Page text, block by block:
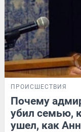
ПРОИСШЕСТВИЯ
Почему
убил семью,
ушел, как